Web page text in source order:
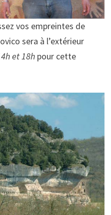
vos empreintes de
sera à l’extérieur
et 18hpour cette